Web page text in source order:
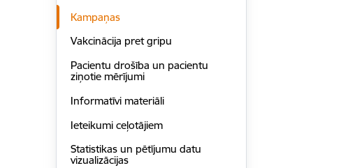
Kampaņas
Vakcinācija pret gripu
Pacientu drošība un pacientu
ziņotie mērījumi
Informatīvi materiāli
Ieteikumi ceļotājiem
Statistikas un pētījumu datu
vizualizācijas